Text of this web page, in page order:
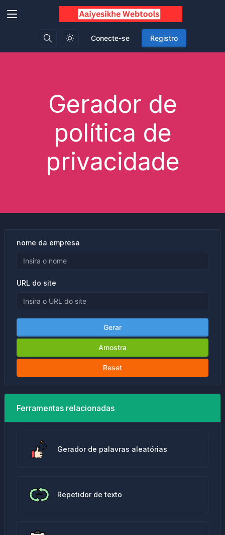
Conecte-se Registro
Gerador de
política de
privacidade
nome da empresa
URL do site
Gerar
Amostra
Reset
Ferramentas relacionadas
Gerador de palavras aleatórias
Repetidor de texto